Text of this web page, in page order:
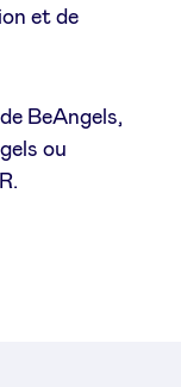
et de
BeAngels,
ou